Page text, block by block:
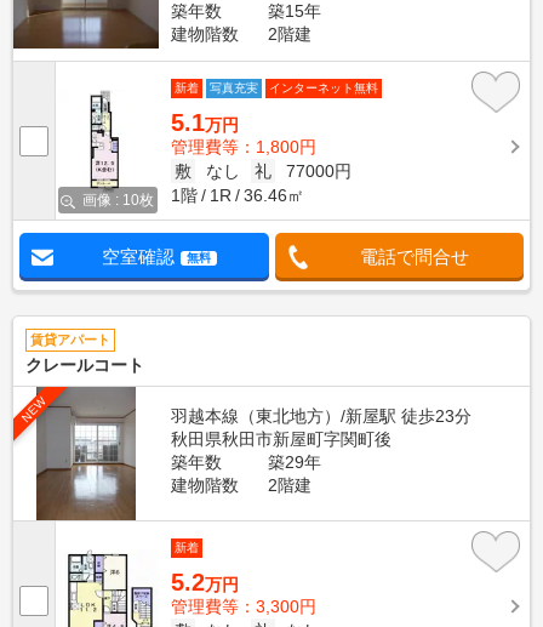
築年数
築15年
建物階数
2階建
画像 : 10枚
新着 写真充実 インターネット無料
5.1万円
管理費等：1,800円
敷
なし 礼
77000円
1階
1R 36.46㎡
空室確認 無料 電話で問合せ
賃貸アパート
クレールコート
NEW
羽越本線（東北地方）/新屋駅 徒歩23分
秋田県秋田市新屋町字関町後
築年数
築29年
建物階数
2階建
新着
5.2万円
管理費等：3,300円